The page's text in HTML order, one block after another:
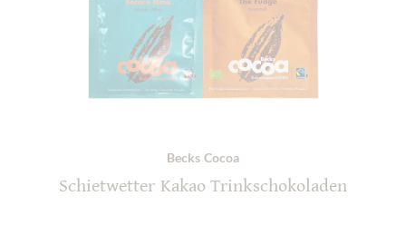
Becks Cocoa
Schietwetter Kakao Trinkschokoladen